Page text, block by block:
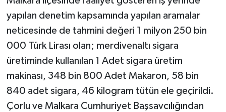
yapılan denetim kapsamında yapılan aramalar
neticesinde de tahmini değeri 1 milyon 250 bin
000 Türk Lirası olan; merdivenaltı sigara
üretiminde kullanılan 1 Adet sigara üretim
makinası, 348 bin 800 Adet Makaron, 58 bin
840 adet sigara, 46 kilogram tütün ele geçirildi.
Çorlu ve Malkara Cumhuriyet Başsavcılığından